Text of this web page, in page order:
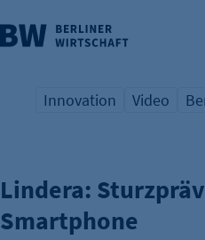
überspringen
Übersicht Schlagwort
Innovation
Übersicht
Video
FOKUS DIGITAL HEALTH
Lindera:
Smartphone